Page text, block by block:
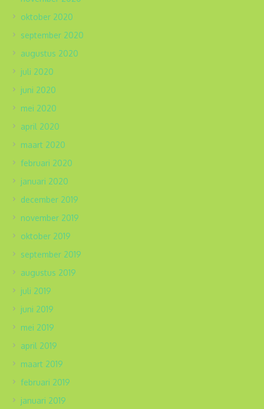
oktober 2020
september 2020
augustus 2020
juli 2020
juni 2020
mei 2020
april 2020
maart 2020
februari 2020
januari 2020
december 2019
november 2019
oktober 2019
september 2019
augustus 2019
juli 2019
juni 2019
mei 2019
april 2019
maart 2019
februari 2019
januari 2019